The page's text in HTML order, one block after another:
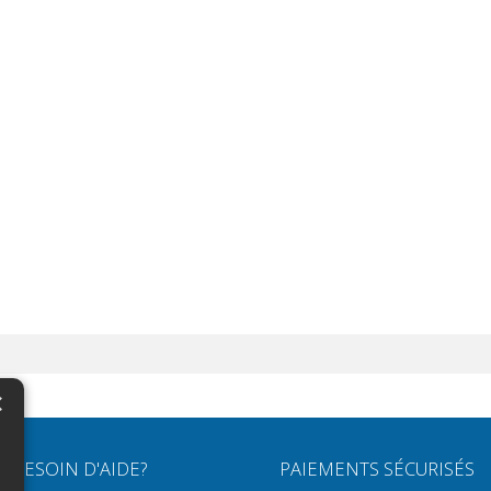
BESOIN D'AIDE? PAIEMENTS SÉCURISÉS